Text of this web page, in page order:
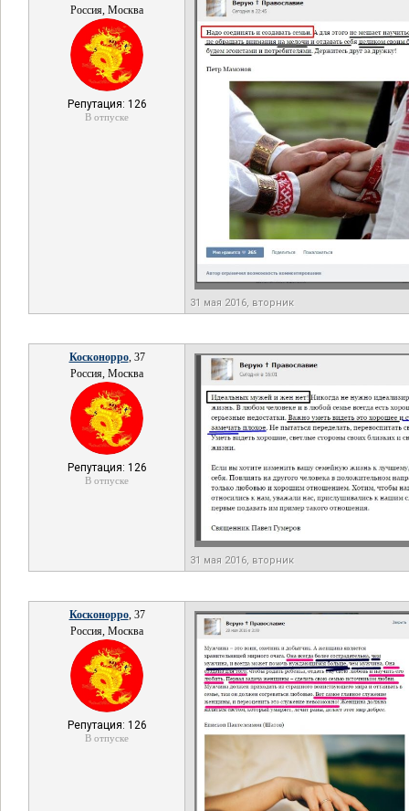
Россия, Москва
Репутация: 126
В отпуске
31 мая 2016, вторник
Косконорро, 37
Россия, Москва
Репутация: 126
В отпуске
31 мая 2016, вторник
Косконорро, 37
Россия, Москва
Репутация: 126
В отпуске